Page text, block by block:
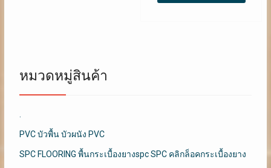
หมวดหมู่สินค้า
PVC บัวพื้น บัวผนัง PVC
SPC FLOORING พื้นกระเบื้องยางspc SPC คลิกล็อคกระเบื้องยาง